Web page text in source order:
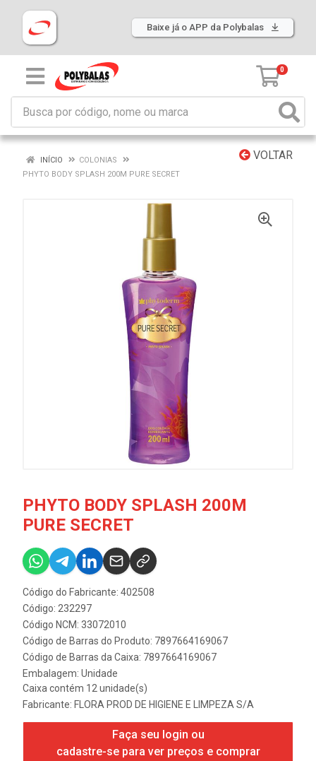
Baixe já o APP da Polybalas
0
VOLTAR
INÍCIO
COLONIAS
PHYTO BODY SPLASH 200M PURE SECRET
PHYTO BODY SPLASH 200M
PURE SECRET
Código do Fabricante: 402508
Código: 232297
Código NCM: 33072010
Código de Barras do Produto: 7897664169067
Código de Barras da Caixa: 7897664169067
Embalagem: Unidade
Caixa contém 12 unidade(s)
Fabricante: FLORA PROD DE HIGIENE E LIMPEZA S/A
Faça seu login ou
cadastre-se para ver preços e comprar